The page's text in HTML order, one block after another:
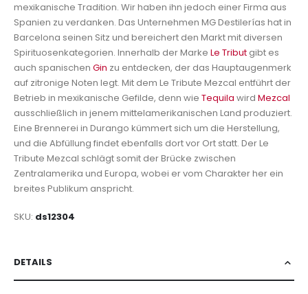
mexikanische Tradition. Wir haben ihn jedoch einer Firma aus
Spanien zu verdanken. Das Unternehmen MG Destilerías hat in
Barcelona seinen Sitz und bereichert den Markt mit diversen
Spirituosenkategorien. Innerhalb der Marke Le Tribut gibt es
auch spanischen Gin zu entdecken, der das Hauptaugenmerk
auf zitronige Noten legt. Mit dem Le Tribute Mezcal entführt der
Betrieb in mexikanische Gefilde, denn wie Tequila wird Mezcal
ausschließlich in jenem mittelamerikanischen Land produziert.
Eine Brennerei in Durango kümmert sich um die Herstellung,
und die Abfüllung findet ebenfalls dort vor Ort statt. Der Le
Tribute Mezcal schlägt somit der Brücke zwischen
Zentralamerika und Europa, wobei er vom Charakter her ein
breites Publikum anspricht.
SKU ds12304
DETAILS